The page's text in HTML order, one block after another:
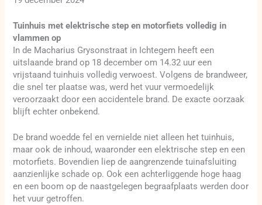
Tuinhuis met elektrische step en motorfiets volledig in
vlammen op
In de Macharius Grysonstraat in Ichtegem heeft een
uitslaande brand op 18 december om 14.32 uur een
vrijstaand tuinhuis volledig verwoest. Volgens de brandweer,
die snel ter plaatse was, werd het vuur vermoedelijk
veroorzaakt door een accidentele brand. De exacte oorzaak
blijft echter onbekend.
De brand woedde fel en vernielde niet alleen het tuinhuis,
maar ook de inhoud, waaronder een elektrische step en een
motorfiets. Bovendien liep de aangrenzende tuinafsluiting
aanzienlijke schade op. Ook een achterliggende hoge haag
en een boom op de naastgelegen begraafplaats werden door
het vuur getroffen.